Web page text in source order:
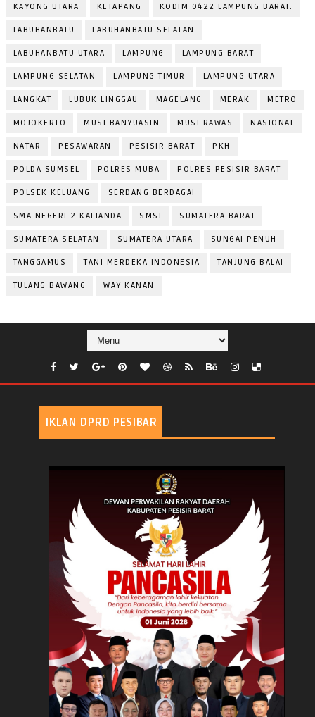
KAYONG UTARA KETAPANG KODIM 0422 LAMPUNG BARAT.
LABUHANBATU LABUHANBATU SELATAN
LABUHANBATU UTARA LAMPUNG LAMPUNG BARAT
LAMPUNG SELATAN LAMPUNG TIMUR LAMPUNG UTARA
LANGKAT LUBUK LINGGAU MAGELANG MERAK METRO
MOJOKERTO MUSI BANYUASIN MUSI RAWAS NASIONAL
NATAR PESAWARAN PESISIR BARAT PKH
POLDA SUMSEL POLRES MUBA POLRES PESISIR BARAT
POLSEK KELUANG SERDANG BERDAGAI
SMA NEGERI 2 KALIANDA SMSI SUMATERA BARAT
SUMATERA SELATAN SUMATERA UTARA SUNGAI PENUH
TANGGAMUS TANI MERDEKA INDONESIA TANJUNG BALAI
TULANG BAWANG WAY KANAN
IKLAN DPRD PESIBAR